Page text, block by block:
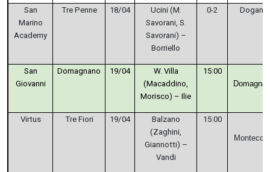
San
Marino
Academy
Tre Penne 18/04
Ucini (M.
Savorani, S.
Savorani) –
Borriello
0-2 Dogana
San
Giovanni
Domagnano 19/04
W. Villa
(Macaddino,
Morisco) – Ilie
15:00
Virtus Tre Fiori 19/04
Balzano
(Zaghini,
Giannotti) –
Vandi
15:00